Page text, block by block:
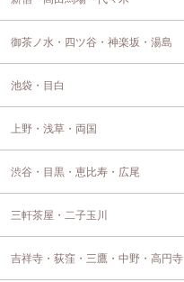
御茶ノ水・四ツ谷・神楽坂・湯島
池袋・目白
上野・浅草・両国
渋谷・目黒・恵比寿・広尾
三軒茶屋・二子玉川
吉祥寺・荻窪・三鷹・中野・高円寺